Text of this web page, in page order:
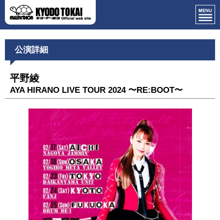
公演詳細
平野綾
AYA HIRANO LIVE TOUR 2024 〜RE:BOOT〜